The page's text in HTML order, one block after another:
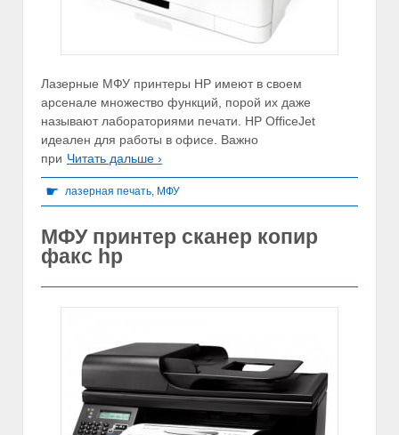
Лазерные МФУ принтеры HP имеют в своем
арсенале множество функций, порой их даже
называют лабораториями печати. HP OfficeJet
идеален для работы в офисе. Важно
при Читать дальше ›
☛ лазерная печать, МФУ
МФУ принтер сканер копир
факс hp